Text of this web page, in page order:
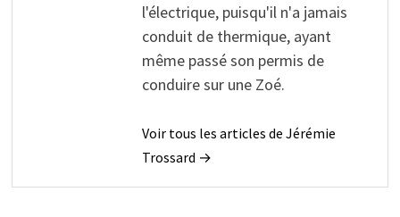
l'électrique, puisqu'il n'a jamais
conduit de thermique, ayant
même passé son permis de
conduire sur une Zoé.
Voir tous les articles de Jérémie
Trossard →